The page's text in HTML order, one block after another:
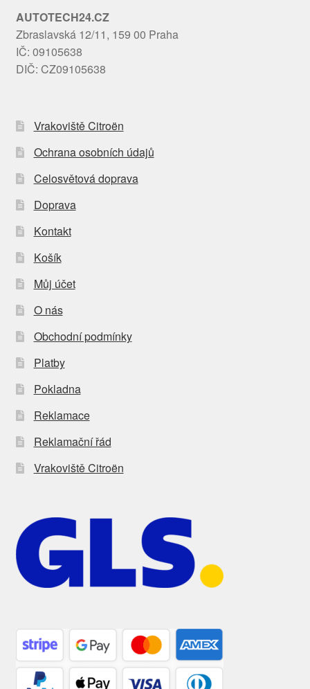
AUTOTECH24.CZ
Zbraslavská 12/11, 159 00 Praha
IČ: 09105638
DIČ: CZ09105638
Vrakoviště Citroën
Ochrana osobních údajů
Celosvětová doprava
Doprava
Kontakt
Košík
Můj účet
O nás
Obchodní podmínky
Platby
Pokladna
Reklamace
Reklamační řád
Vrakoviště Citroën